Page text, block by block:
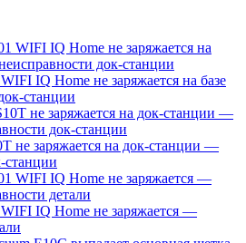
IQ Home не заряжается на базе
станции
не заряжается на док-станции —
станции
IQ Home не заряжается —